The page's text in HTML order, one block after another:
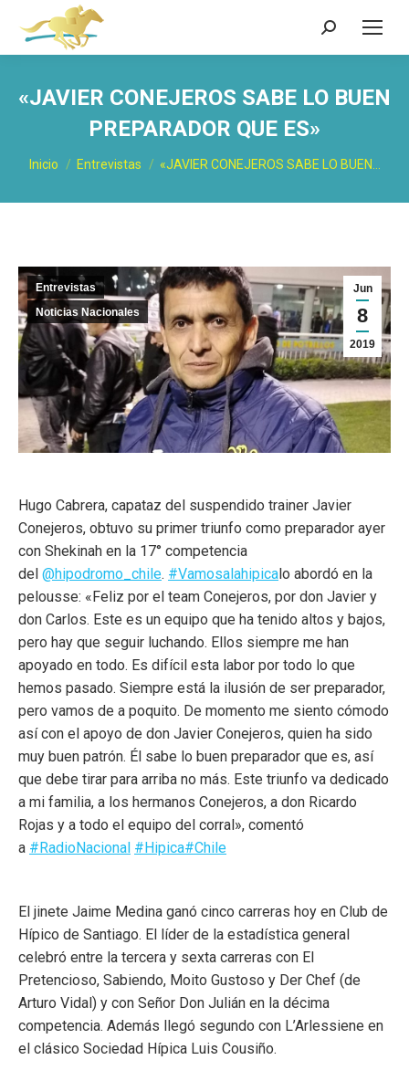
Buscar:
«JAVIER CONEJEROS SABE LO BUEN
PREPARADOR QUE ES»
Estás aquí:
Inicio Entrevistas «JAVIER CONEJEROS SABE LO BUEN…
Jun
8
2019
Entrevistas
Noticias Nacionales
Hugo Cabrera, capataz del suspendido trainer Javier
Conejeros, obtuvo su primer triunfo como preparador ayer
con Shekinah en la 17° competencia
del @hipodromo_chile. #Vamosalahipicalo abordó en la
pelousse: «Feliz por el team Conejeros, por don Javier y
don Carlos. Este es un equipo que ha tenido altos y bajos,
pero hay que seguir luchando. Ellos siempre me han
apoyado en todo. Es difícil esta labor por todo lo que
hemos pasado. Siempre está la ilusión de ser preparador,
pero vamos de a poquito. De momento me siento cómodo
así con el apoyo de don Javier Conejeros, quien ha sido
muy buen patrón. Él sabe lo buen preparador que es, así
que debe tirar para arriba no más. Este triunfo va dedicado
a mi familia, a los hermanos Conejeros, a don Ricardo
Rojas y a todo el equipo del corral», comentó
a #RadioNacional #Hipica#Chile
El jinete Jaime Medina ganó cinco carreras hoy en Club de
Hípico de Santiago. El líder de la estadística general
celebró entre la tercera y sexta carreras con El
Pretencioso, Sabiendo, Moito Gustoso y Der Chef (de
Arturo Vidal) y con Señor Don Julián en la décima
competencia. Además llegó segundo con L’Arlessiene en
el clásico Sociedad Hípica Luis Cousiño.